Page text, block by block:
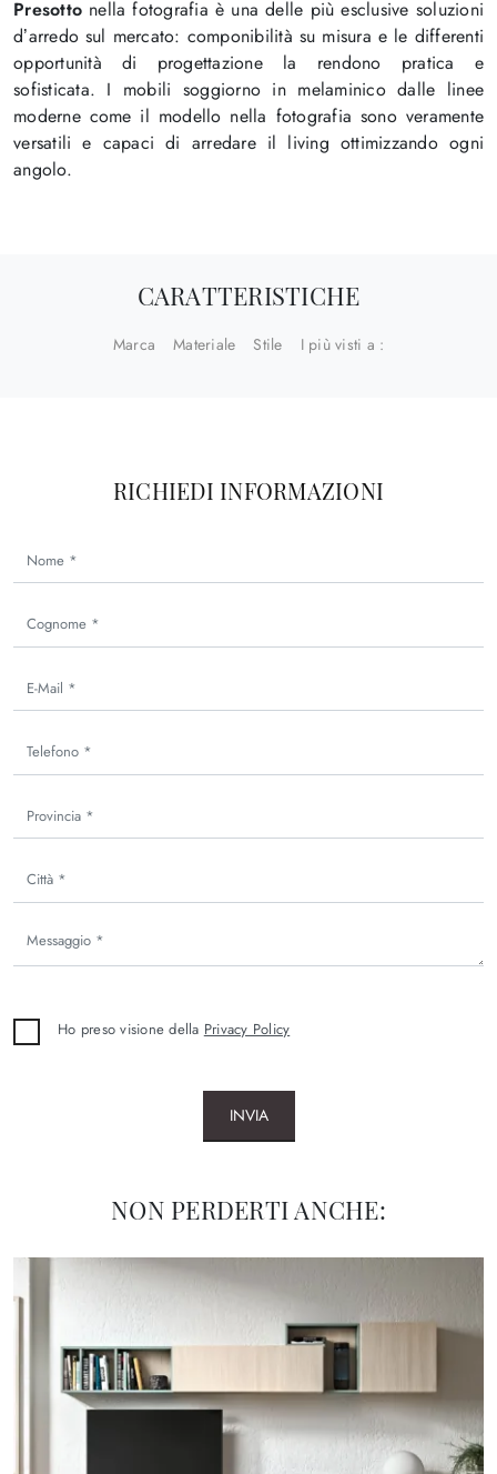
Presotto nella fotografia è una delle più esclusive soluzioni
d’arredo sul mercato: componibilità su misura e le differenti
opportunità di progettazione la rendono pratica e
sofisticata. I mobili soggiorno in melaminico dalle linee
moderne come il modello nella fotografia sono veramente
versatili e capaci di arredare il living ottimizzando ogni
angolo.
CARATTERISTICHE
Marca Materiale Stile I più visti a :
RICHIEDI INFORMAZIONI
Ho preso visione della Privacy Policy
INVIA
NON PERDERTI ANCHE: